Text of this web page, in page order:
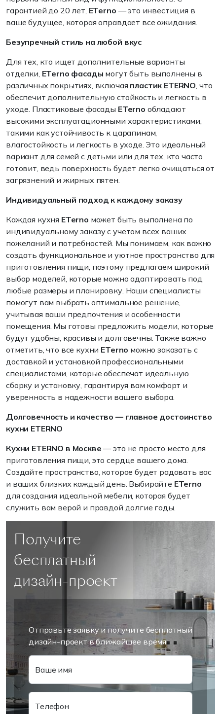
гарантией до 20 лет, ETerno — это инвестиция в
ваше будущее, которая оправдает все ожидания.
Безупречный стиль на любой вкус
Для тех, кто ищет дополнительные варианты
отделки, ETerno фасады могут быть выполнены в
различных покрытиях, включая пластик ETERNO, что
обеспечит дополнительную стойкость и легкость в
уходе. Пластиковые фасады ETerno обладают
высокими эксплуатационными характеристиками,
такими как устойчивость к царапинам,
влагостойкость и легкость в уходе. Это идеальный
вариант для семей с детьми или для тех, кто часто
готовит, ведь поверхность будет легко очищаться от
загрязнений и жирных пятен.
Индивидуальный подход к каждому заказу
Каждая кухня ETerno может быть выполнена по
индивидуальному заказу с учетом всех ваших
пожеланий и потребностей. Мы понимаем, как важно
создать функциональное и уютное пространство для
приготовления пищи, поэтому предлагаем широкий
выбор моделей, которые можно адаптировать под
любые размеры и планировку. Наши специалисты
помогут вам выбрать оптимальное решение,
учитывая ваши предпочтения и особенности
помещения. Мы готовы предложить модели, которые
будут удобны, красивы и долговечны. Также важно
отметить, что все кухни ETerno можно заказать с
доставкой и установкой профессиональными
специалистами, которые обеспечат идеальную
сборку и установку, гарантируя вам комфорт и
уверенность в надежности вашего выбора.
Долговечность и качество — главное достоинство
кухни ETERNO
Кухни ETERNO в Москве — это не просто место для
приготовления пищи, это сердце вашего дома.
Создайте пространство, которое будет радовать вас
и ваших близких каждый день. Выбирайте ETerno
для создания идеальной мебели, которая будет
служить вам верой и правдой долгие годы.
Получите
бесплатный
дизайн-проект
Отправьте заявку и получите бесплатный
дизайн-проект в ближайшее время
Ваше имя
Телефон